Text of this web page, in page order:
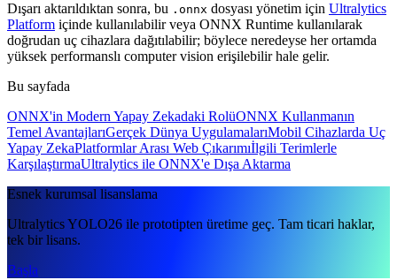
Dışarı aktarıldıktan sonra, bu .onnx dosyası yönetim için Ultralytics
Platform içinde kullanılabilir veya ONNX Runtime kullanılarak
doğrudan uç cihazlara dağıtılabilir; böylece neredeyse her ortamda
yüksek performanslı computer vision erişilebilir hale gelir.
Bu sayfada
ONNX'in Modern Yapay Zekadaki RolüONNX Kullanmanın
Temel AvantajlarıGerçek Dünya UygulamalarıMobil Cihazlarda Uç
Yapay ZekaPlatformlar Arası Web Çıkarımıİlgili Terimlerle
KarşılaştırmaUltralytics ile ONNX'e Dışa Aktarma
Esnek kurumsal lisanslama
Ultralytics YOLO26 ile prototipten üretime geç. Tam ticari haklar,
tek bir lisans.
Başla